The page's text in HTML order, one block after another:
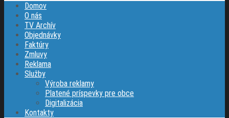
Domov
O nás
TV Archív
Objednávky
Faktúry
Zmluvy
Reklama
Služby
Výroba reklamy
Platené príspevky pre obce
Digitalizácia
Kontakty